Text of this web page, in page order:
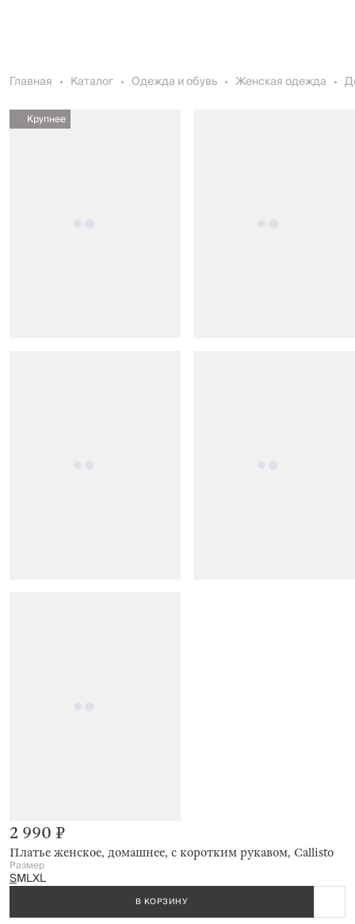
Главная Каталог Одежда и обувь Женская одежда
Крупнее
Платье женское, домашнее, с коротким рукавом, Callisto
2 990 ₽
Размер
SMLXL
В КОРЗИНУ